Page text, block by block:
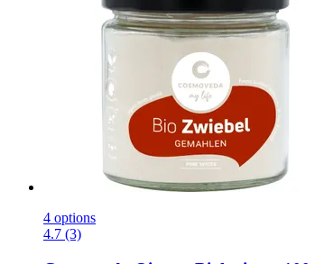
4 options
4.7 (3)